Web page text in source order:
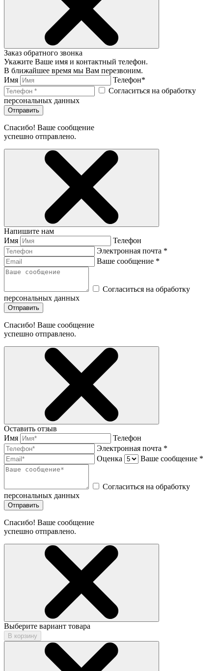
Заказ обратного звонка
Укажите Ваше имя и контактный телефон.
В ближайшее время мы Вам перезвоним.
Имя
Телефон*
Согласиться на обработку
персональных данных
Отправить
Спасибо! Ваше сообщение
успешно отправлено.
Напишите нам
Имя
Телефон
Электронная почта *
Ваше сообщение *
Согласиться на обработку
персональных данных
Отправить
Спасибо! Ваше сообщение
успешно отправлено.
Оставить отзыв
Имя
Телефон
Электронная почта *
Оценка
Ваше сообщение *
Согласиться на обработку
персональных данных
Отправить
Спасибо! Ваше сообщение
успешно отправлено.
Выберите вариант товара
В корзину